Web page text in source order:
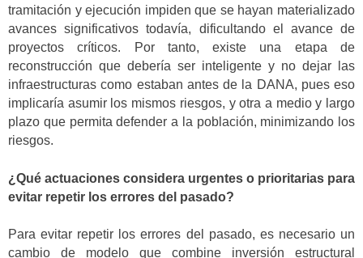
tramitación y ejecución impiden que se hayan materializado
avances significativos todavía, dificultando el avance de
proyectos críticos. Por tanto, existe una etapa de
reconstrucción que debería ser inteligente y no dejar las
infraestructuras como estaban antes de la DANA, pues eso
implicaría asumir los mismos riesgos, y otra a medio y largo
plazo que permita defender a la población, minimizando los
riesgos.
¿Qué actuaciones considera urgentes o prioritarias para
evitar repetir los errores del pasado?
Para evitar repetir los errores del pasado, es necesario un
cambio de modelo que combine inversión estructural